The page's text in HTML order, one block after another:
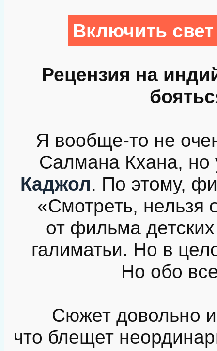
Включить
Рецензия на
Я вообще-то не
Салмана Кхана, но
Каджол. По этому,
«Смотреть, нельзя
от фильма
галиматьи. Но в
Но обо
Сюжет довольно
что блещет